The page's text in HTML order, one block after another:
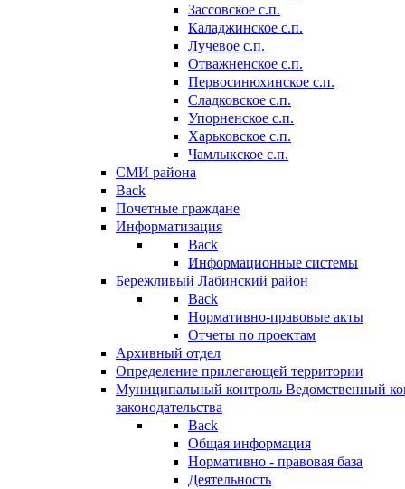
Зассовское с.п.
Каладжинское с.п.
Лучевое с.п.
Отважненское с.п.
Первосинюхинское с.п.
Сладковское с.п.
Упорненское с.п.
Харьковское с.п.
Чамлыкское с.п.
СМИ района
Back
Почетные граждане
Информатизация
Back
Информационные системы
Бережливый Лабинский район
Back
Нормативно-правовые акты
Отчеты по проектам
Архивный отдел
Определение прилегающей территории
Муниципальный контроль Ведомственный
законодательства
Back
Общая информация
Нормативно - правовая база
Деятельность